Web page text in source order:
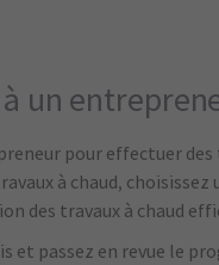
à un
pour effectuer
à chaud,
des travaux à chaud
et passez en revue le